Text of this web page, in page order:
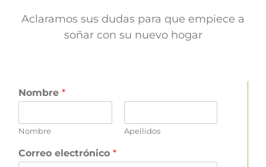
Aclaramos sus dudas para que empiece a
soñar con su nuevo hogar
Nombre *
Nombre Apellidos
Correo electrónico *